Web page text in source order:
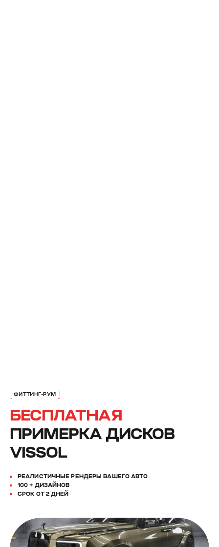
БЕСПЛАТНАЯ
ПРИМЕРКА ДИСКОВ
VISSOL
РЕАЛИСТИЧНЫЕ РЕНДЕРЫ ВАШЕГО АВТО
100 + ДИЗАЙНОВ
СРОК ОТ 2 ДНЕЙ